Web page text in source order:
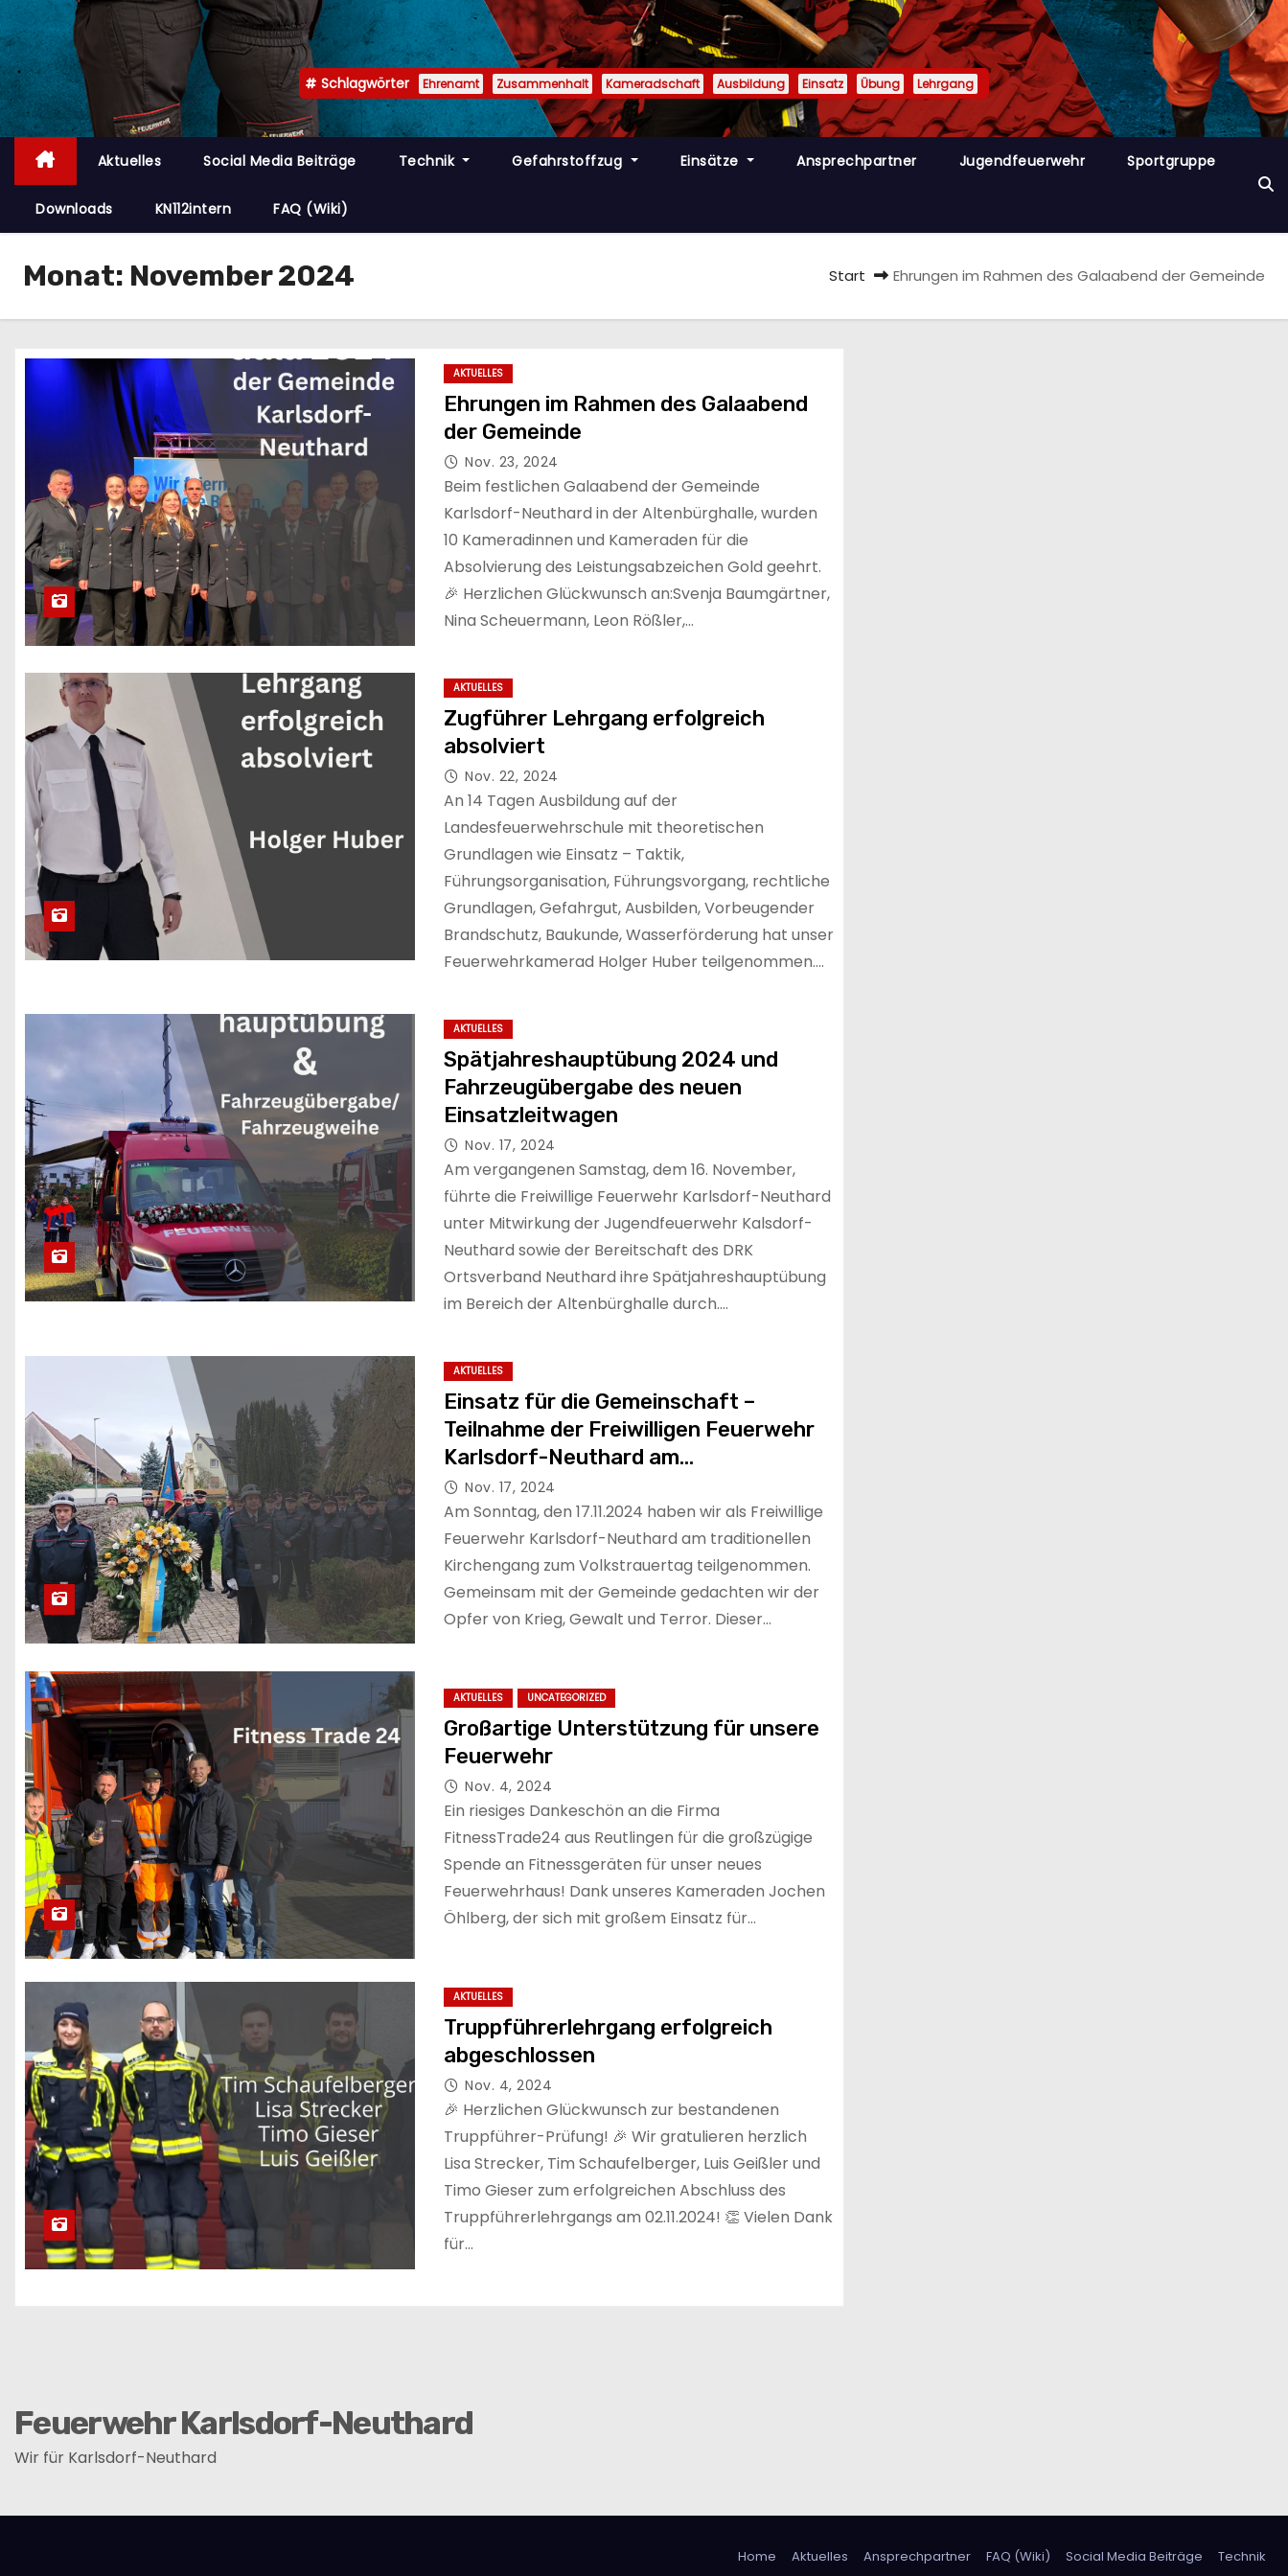
n
Schlagwörter Ehrenamt Zusammenhalt Kameradschaft Ausbildung Einsatz Übung Lehrgang
Aktuelles Social Media Beiträge Technik Gefahrstoffzug Einsätze Ansprechpartner Jugendfeuerwehr Sportgruppe
Downloads KN112intern FAQ (Wiki)
Monat: November 2024 Start Ehrungen im Rahmen des Galaabend der Gemeinde
AKTUELLES
Ehrungen im Rahmen des Galaabend
der Gemeinde
Nov. 23, 2024
Beim festlichen Galaabend der Gemeinde
Karlsdorf-Neuthard in der Altenbürghalle, wurden
10 Kameradinnen und Kameraden für die
Absolvierung des Leistungsabzeichen Gold geehrt.
🎉 Herzlichen Glückwunsch an:Svenja Baumgärtner,
Nina Scheuermann, Leon Rößler,…
AKTUELLES
Zugführer Lehrgang erfolgreich
absolviert
Nov. 22, 2024
An 14 Tagen Ausbildung auf der
Landesfeuerwehrschule mit theoretischen
Grundlagen wie Einsatz – Taktik,
Führungsorganisation, Führungsvorgang, rechtliche
Grundlagen, Gefahrgut, Ausbilden, Vorbeugender
Brandschutz, Baukunde, Wasserförderung hat unser
Feuerwehrkamerad Holger Huber teilgenommen.…
AKTUELLES
Spätjahreshauptübung 2024 und
Fahrzeugübergabe des neuen
Einsatzleitwagen
Nov. 17, 2024
Am vergangenen Samstag, dem 16. November,
führte die Freiwillige Feuerwehr Karlsdorf-Neuthard
unter Mitwirkung der Jugendfeuerwehr Kalsdorf-
Neuthard sowie der Bereitschaft des DRK
Ortsverband Neuthard ihre Spätjahreshauptübung
im Bereich der Altenbürghalle durch.…
AKTUELLES
Einsatz für die Gemeinschaft –
Teilnahme der Freiwilligen Feuerwehr
Karlsdorf-Neuthard am
Volkstrauertag
Nov. 17, 2024
Am Sonntag, den 17.11.2024 haben wir als Freiwillige
Feuerwehr Karlsdorf-Neuthard am traditionellen
Kirchengang zum Volkstrauertag teilgenommen.
Gemeinsam mit der Gemeinde gedachten wir der
Opfer von Krieg, Gewalt und Terror. Dieser…
AKTUELLES UNCATEGORIZED
Großartige Unterstützung für unsere
Feuerwehr
Nov. 4, 2024
Ein riesiges Dankeschön an die Firma
FitnessTrade24 aus Reutlingen für die großzügige
Spende an Fitnessgeräten für unser neues
Feuerwehrhaus! Dank unseres Kameraden Jochen
Öhlberg, der sich mit großem Einsatz für…
AKTUELLES
Truppführerlehrgang erfolgreich
abgeschlossen
Nov. 4, 2024
🎉 Herzlichen Glückwunsch zur bestandenen
Truppführer-Prüfung! 🎉 Wir gratulieren herzlich
Lisa Strecker, Tim Schaufelberger, Luis Geißler und
Timo Gieser zum erfolgreichen Abschluss des
Truppführerlehrgangs am 02.11.2024! 👏 Vielen Dank
für…
Feuerwehr Karlsdorf-Neuthard
Wir für Karlsdorf-Neuthard
Home Aktuelles Ansprechpartner FAQ (Wiki) Social Media Beiträge Technik